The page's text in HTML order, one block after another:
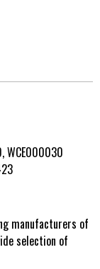
WCE000030
manufacturers of
selection of